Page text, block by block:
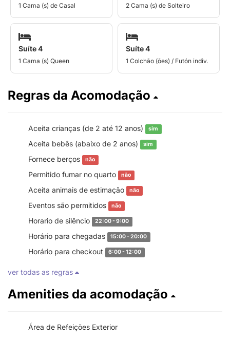
1 Cama (s) de Casal 2 Cama (s) de Solteiro
Suíte 4
1 Cama (s) Queen
Suíte 4
1 Colchão (ões) / Futón indiv.
Regras da Acomodação
Aceita crianças (de 2 até 12 anos) sim
Aceita bebês (abaixo de 2 anos) sim
Fornece berços não
Permitido fumar no quarto não
Aceita animais de estimação não
Eventos são permitidos não
Horario de silêncio 22:00 - 9:00
Horário para chegadas 15:00 - 20:00
Horário para checkout 6:00 - 12:00
ver todas as regras
Amenities da acomodação
Área de Refeições Exterior